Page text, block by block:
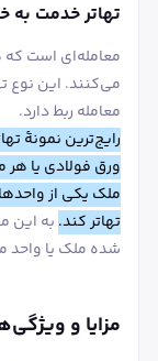
تهاتر خدمت به
معامله‌ای است که
می‌کنند. این نوع
معامله ربط دارد.
رایج‌ترین نمونۀ
ورق فولادی یا
ملک یکی از
تهاتر کند. به این
شده ملک یا واحد
مزایا و